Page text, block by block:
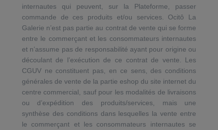
internautes qui peuvent, sur la Plateforme, passer
commande de ces produits et/ou services. Ocitô La
Galerie n’est pas partie au contrat de vente qui se forme
entre le commerçant et les consommateurs internautes
et n’assume pas de responsabilité ayant pour origine ou
découlant de l’exécution de ce contrat de vente. Les
CGUV ne constituent pas, en ce sens, des conditions
générales de vente de la partie eshop du site internet du
centre commercial, sauf pour les modalités de livraisons
ou d’expédition des produits/services, mais une
synthèse des conditions dans lesquelles la vente entre
le commerçant et les consommateurs internautes se